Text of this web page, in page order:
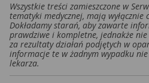
Wszystkie treści zamieszczone w
tematyki medycznej, mają
Dokładamy starań, aby zawarte
prawdziwe i kompletne, jednakże
za rezultaty działań podjętych w
informacje te w żadnym wypadku
lekarza.